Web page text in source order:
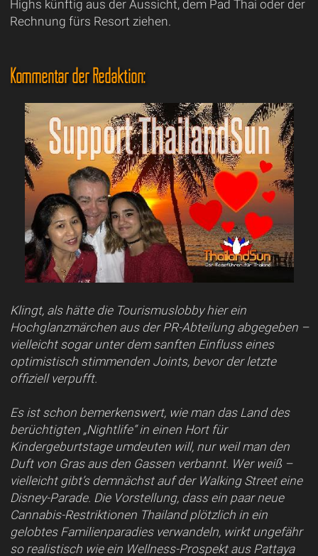
Highs künftig aus der Aussicht, dem Pad Thai oder der
Rechnung fürs Resort ziehen.
Kommentar der Redaktion:
Klingt, als hätte die Tourismuslobby hier ein
Hochglanzmärchen aus der PR-Abteilung abgegeben –
vielleicht sogar unter dem sanften Einfluss eines
optimistisch stimmenden Joints, bevor der letzte
offiziell verpufft.
Es ist schon bemerkenswert, wie man das Land des
berüchtigten „Nightlife“ in einen Hort für
Kindergeburtstage umdeuten will, nur weil man den
Duft von Gras aus den Gassen verbannt. Wer weiß –
vielleicht gibt’s demnächst auf der Walking Street eine
Disney-Parade. Die Vorstellung, dass ein paar neue
Cannabis-Restriktionen Thailand plötzlich in ein
gelobtes Familienparadies verwandeln, wirkt ungefähr
so realistisch wie ein Wellness-Prospekt aus Pattaya